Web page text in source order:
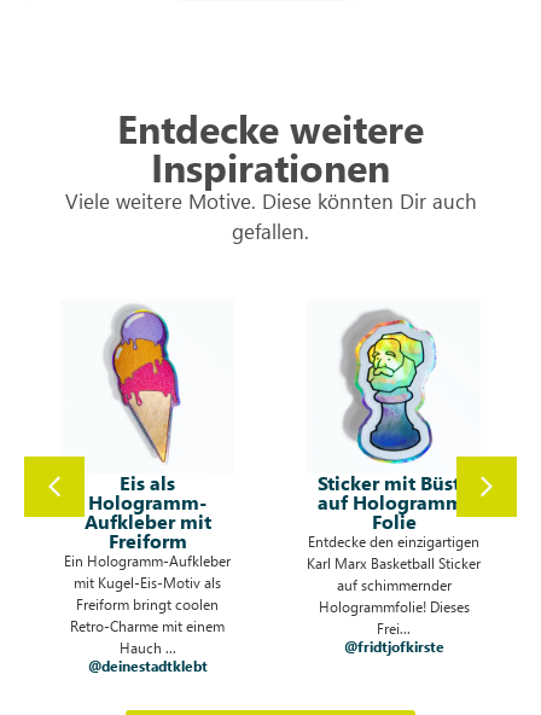
Entdecke weitere
Inspirationen
Viele weitere Motive. Diese könnten Dir auch
gefallen.
Sticker mit Büste
auf Hologramm-
Folie
Entdecke den einzigartigen
Karl Marx Basketball Sticker
auf schimmernder
Hologrammfolie! Dieses
Frei...
@fridtjofkirste
Runde Oster-
Aufkleber auf
weißem
Haftpapier
Osteraufkleber auf weißem
Haftpapier bringen
fröhliche
Frühlingsstimmung ins
Spiel! Die bunten Moti...